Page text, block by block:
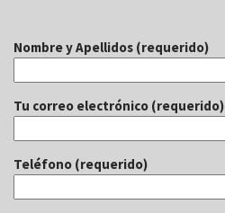
Nombre y Apellidos (requerido)
Tu correo electrónico (requerido)
Teléfono (requerido)